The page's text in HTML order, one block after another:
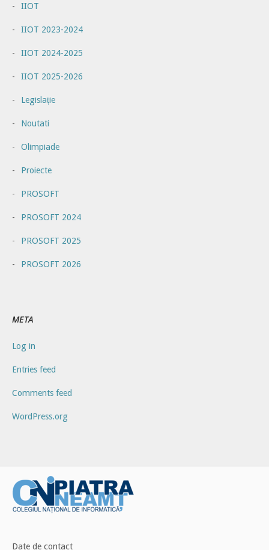
IIOT
IIOT 2023-2024
IIOT 2024-2025
IIOT 2025-2026
Legislație
Noutati
Olimpiade
Proiecte
PROSOFT
PROSOFT 2024
PROSOFT 2025
PROSOFT 2026
META
Log in
Entries feed
Comments feed
WordPress.org
Date de contact